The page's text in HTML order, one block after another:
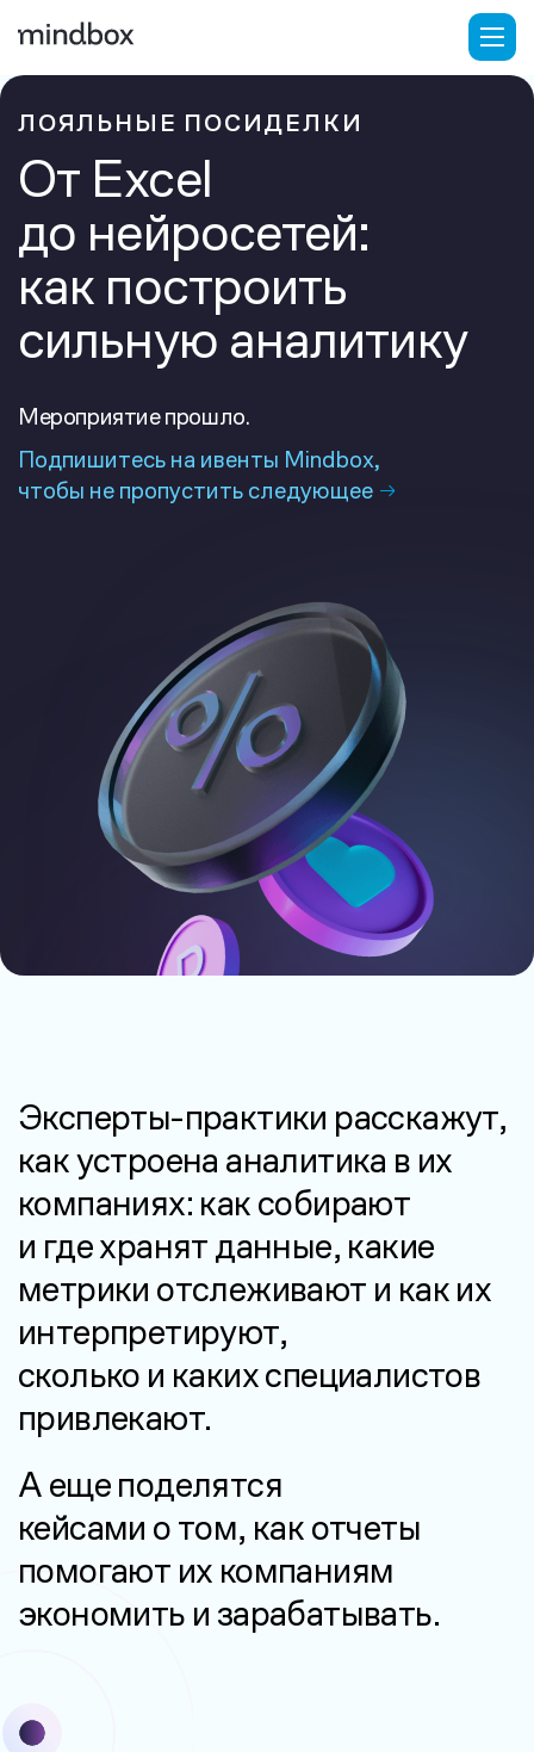
ЛОЯЛЬНЫЕ ПОСИДЕЛКИ
От Excel
до нейросетей:
как построить
сильную аналитику
Мероприятие прошло.
Подпишитесь на ивенты Mindbox,
чтобы не пропустить следующее
Эксперты-практики расскажут,
как устроена аналитика в их
компаниях: как собирают
и где хранятданные, какие
метрики отслеживают и как их
интерпретируют,
сколько и какихспециалистов
привлекают.
А еще поделятся
кейсами о том, как отчеты
помогают их компаниям
экономить и зарабатывать.